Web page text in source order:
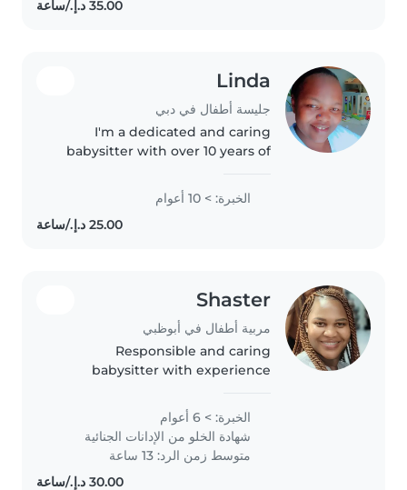
Linda
جليسة أطفال في دبي
I'm a dedicated and caring
babysitter with over 10 years of
fluently and have a first aid
certification. I'm comfortable
with children of all ages, from..
الخبرة: > 10 أعوام
Shaster
مربية أطفال في أبوظبي
Responsible and caring
babysitter with experience
Skilled in creating fun, safe, and
educational activities while
maintaining routines. Reliable,
trustworthy,..
الخبرة: > 6 أعوام
شهادة الخلو من الإدانات الجنائية
متوسط زمن الرد: 13 ساعة